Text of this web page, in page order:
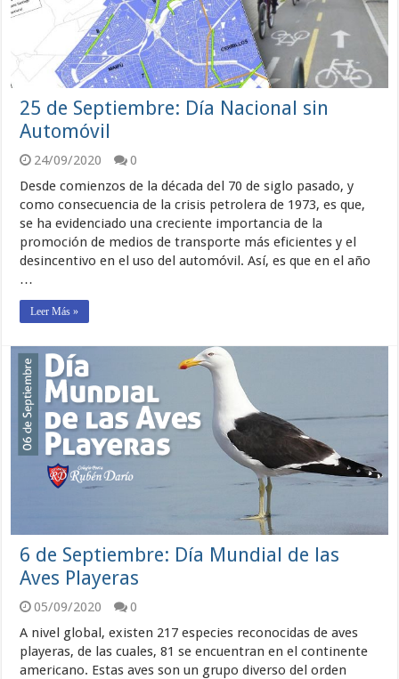
25 de Septiembre: Día Nacional sin
Automóvil
24/09/2020
0
Desde comienzos de la década del 70 de siglo pasado, y
como consecuencia de la crisis petrolera de 1973, es que,
se ha evidenciado una creciente importancia de la
promoción de medios de transporte más eficientes y el
desincentivo en el uso del automóvil. Así, es que en el año
…
Leer Más »
6 de Septiembre: Día Mundial de las
Aves Playeras
05/09/2020
0
A nivel global, existen 217 especies reconocidas de aves
playeras, de las cuales, 81 se encuentran en el continente
americano. Estas aves son un grupo diverso del orden